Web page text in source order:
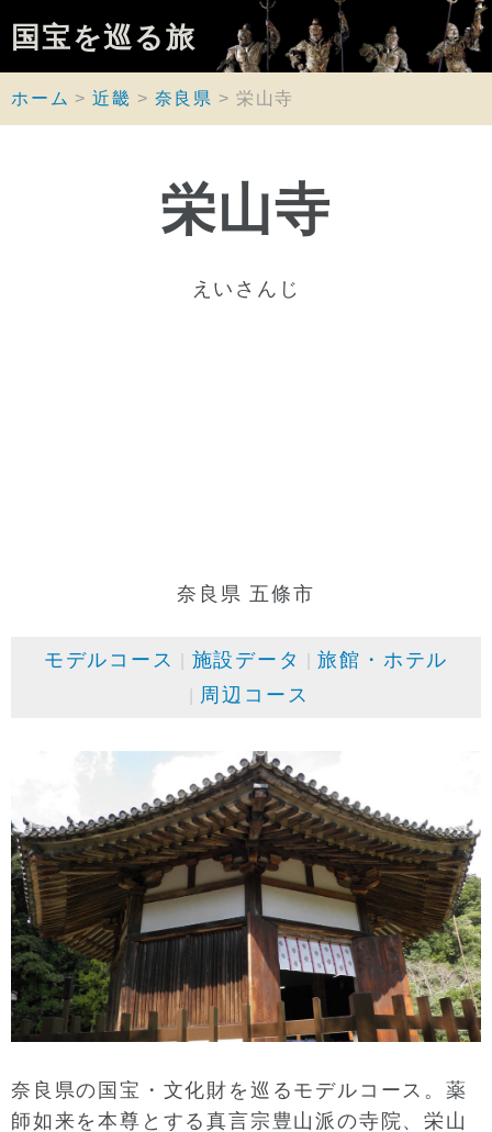
国宝を巡る旅
ホーム 近畿 奈良県 栄山寺
栄山寺
えいさんじ
奈良県 五條市
モデルコース 施設データ
旅館・ホテル
周辺コース
奈良県の国宝・文化財を巡るモデルコース。薬
師如来を本尊とする真言宗豊山派の寺院、栄山